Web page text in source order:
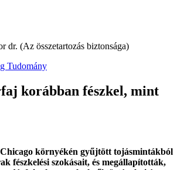
dr. (Az összetartozás biztonsága)
Tudomány
korábban fészkel, mint
környékén gyűjtött tojásmintákból
fészkelési szokásait, és megállapították,